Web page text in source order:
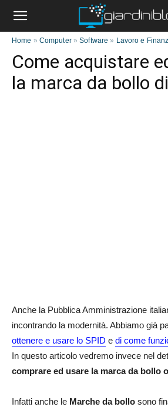
Home » Computer»Software » Lavoro e
Come acquistare
la marca da bollo
Anche la Pubblica Amministrazione
incontrando la modernità. Abbiamo già
ottenere e usare lo SPID e di come
In questo articolo vedremo invece nel
comprare ed usare la marca da bollo
Infatti anche le Marche da bollo sono